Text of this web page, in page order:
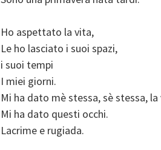
Ho aspettato la vita,
Le ho lasciato i suoi spazi,
i suoi tempi
I miei giorni.
Mi ha dato mè stessa, sè stessa,
Mi ha dato questi occhi.
Lacrime e rugiada.